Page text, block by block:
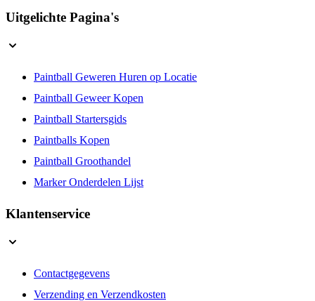
Uitgelichte Pagina's
Paintball Geweren Huren op Locatie
Paintball Geweer Kopen
Paintball Startersgids
Paintballs Kopen
Paintball Groothandel
Marker Onderdelen Lijst
Klantenservice
Contactgegevens
Verzending en Verzendkosten